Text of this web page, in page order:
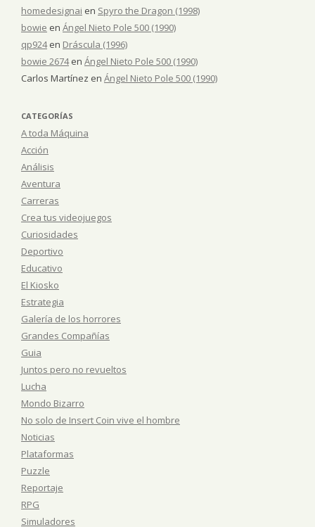
homedesignai en Spyro the Dragon (1998)
bowie en Ángel Nieto Pole 500 (1990)
qp924en Dráscula (1996)
bowie 2674en Ángel Nieto Pole 500 (1990)
Carlos Martínez en Ángel Nieto Pole 500 (1990)
CATEGORÍAS
A toda Máquina
Acción
Análisis
Aventura
Carreras
Crea tus videojuegos
Curiosidades
Deportivo
Educativo
El Kiosko
Estrategia
Galería de los horrores
Grandes Compañías
Guia
Juntos pero no revueltos
Lucha
Mondo Bizarro
No solo de Insert Coin vive el hombre
Noticias
Plataformas
Puzzle
Reportaje
RPG
Simuladores